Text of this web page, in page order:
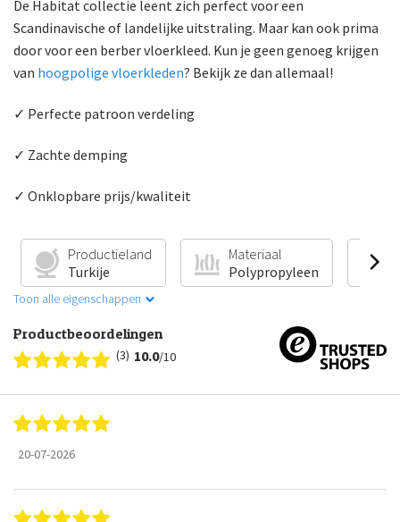
De Habitat collectie leent zich perfect voor een
Scandinavische of landelijke uitstraling. Maar kan ook prima
door voor een berber vloerkleed. Kun je geen genoeg krijgen
van hoogpolige vloerkleden? Bekijk ze dan allemaal!
✓ Perfecte patroon verdeling
✓ Zachte demping
✓ Onklopbare prijs/kwaliteit
Productieland
Turkije
Materiaal
Polypropyleen
Toon alle eigenschappen
Productbeoordelingen
(3) 10.0/10
20-07-2026